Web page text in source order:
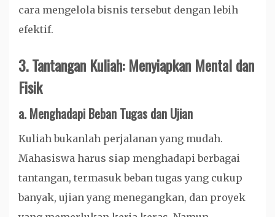
cara mengelola bisnis tersebut dengan lebih
efektif.
3.Tantangan Kuliah: Menyiapkan Mental dan
Fisik
a. Menghadapi Beban Tugas dan Ujian
Kuliah bukanlah perjalanan yang mudah.
Mahasiswa harus siap menghadapi berbagai
tantangan, termasuk beban tugas yang cukup
banyak, ujian yang menegangkan, dan proyek